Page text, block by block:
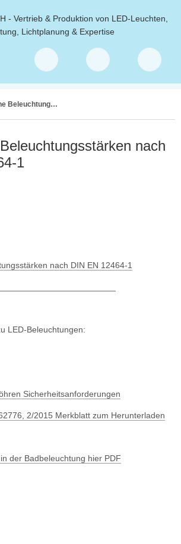
Empfohlene Beleuchtungsstärken nach DIN EN 12464-1
nach
1
nach DIN EN 12464-1
LED-Beleuchtungen:
Sicherheitsanforderungen
2/2015 Merkblatt zum Herunterladen
der Badbeleuchtung hier PDF